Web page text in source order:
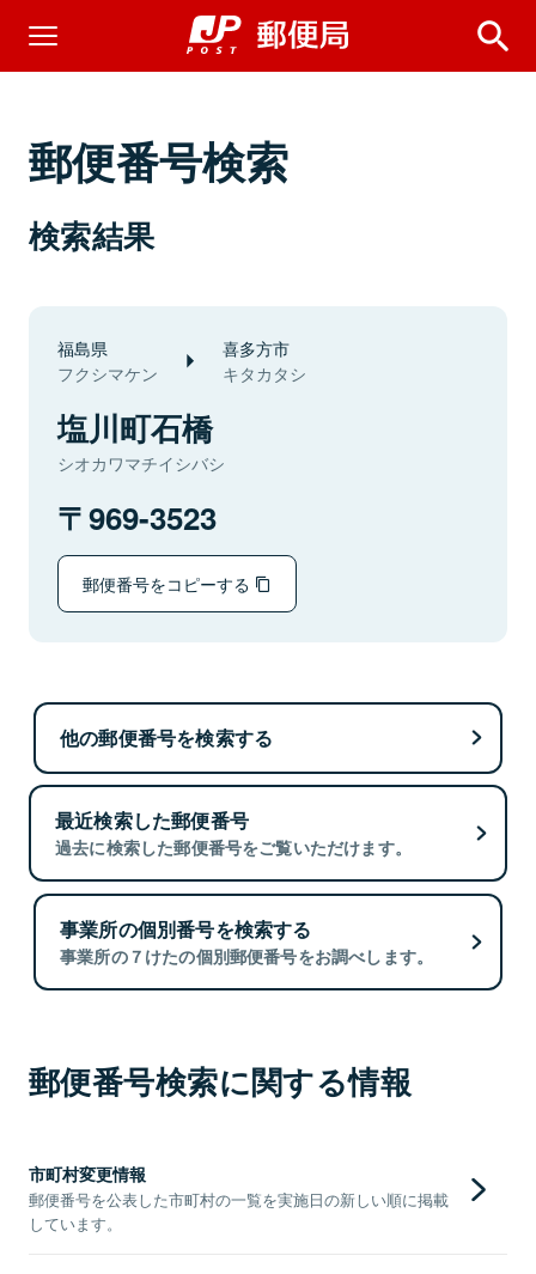
郵便番号検索
検索結果
福島県
フクシマケン
喜多方市
キタカタシ
塩川町石橋
シオカワマチイシバシ
969-3523
郵便番号をコピーする
他の郵便番号を検索する
最近検索した郵便番号
過去に検索した郵便番号をご覧いただけます。
事業所の個別番号を検索する
事業所の７けたの個別郵便番号をお調べします。
郵便番号検索に関する情報
市町村変更情報
郵便番号を公表した市町村の一覧を実施日の新しい順に掲載
しています。